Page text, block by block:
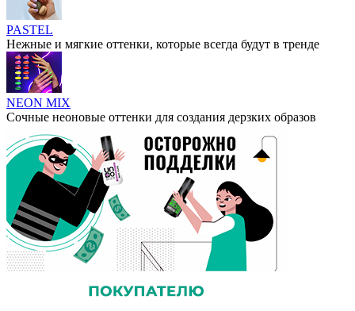
PASTEL
Нежные и мягкие оттенки, которые всегда будут в тренде
NEON MIX
Сочные неоновые оттенки для создания дерзких образов